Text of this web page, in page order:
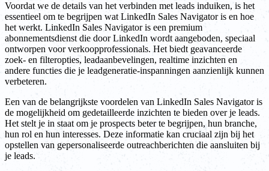
Voordat we de details van het verbinden met leads induiken, is het
essentieel om te begrijpen wat LinkedIn Sales Navigator is en hoe
het werkt. LinkedIn Sales Navigator is een premium
abonnementsdienst die door LinkedIn wordt aangeboden, speciaal
ontworpen voor verkoopprofessionals. Het biedt geavanceerde
zoek- en filteropties, leadaanbevelingen, realtime inzichten en
andere functies die je leadgeneratie-inspanningen aanzienlijk kunnen
verbeteren.
Een van de belangrijkste voordelen van LinkedIn Sales Navigator is
de mogelijkheid om gedetailleerde inzichten te bieden over je leads.
Het stelt je in staat om je prospects beter te begrijpen, hun branche,
hun rol en hun interesses. Deze informatie kan cruciaal zijn bij het
opstellen van gepersonaliseerde outreachberichten die aansluiten bij
je leads.